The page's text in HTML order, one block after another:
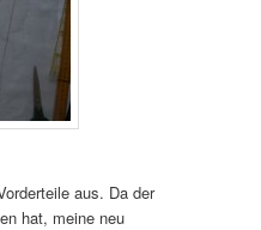
aus. Da der
hat, meine neu